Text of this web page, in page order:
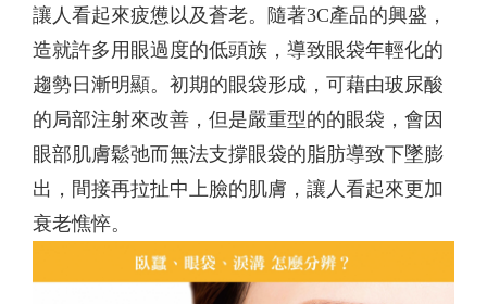
讓人看起來疲憊以及蒼老。隨著3C產品的興盛，
造就許多用眼過度的低頭族，導致眼袋年輕化的
趨勢日漸明顯。初期的眼袋形成，可藉由玻尿酸
的局部注射來改善，但是嚴重型的的眼袋，會因
眼部肌膚鬆弛而無法支撐眼袋的脂肪導致下墜膨
出，間接再拉扯中上臉的肌膚，讓人看起來更加
衰老憔悴。